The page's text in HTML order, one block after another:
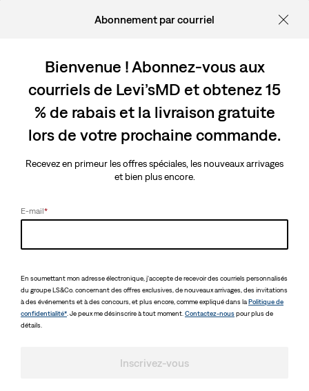
Abonnement par courriel
Bienvenue ! Abonnez-vous aux
courriels de Levi’sMD et obtenez 15
% de rabais et la livraison gratuite
lors de votre prochaine commande.
Recevez en primeur les offres spéciales, les nouveaux arrivages
et bien plus encore.
E-mail*
En soumettant mon adresse électronique, j'accepte de recevoir des courriels personnalisés
du groupe LS&Co. concernant des offres exclusives, de nouveaux arrivages, des invitations
à des événements et à des concours, et plus encore, comme expliqué dans laPolitique de
confidentialité* . Je peux me désinscrire à tout moment. Contactez-nouspour plus de
détails.
Inscrivez-vous